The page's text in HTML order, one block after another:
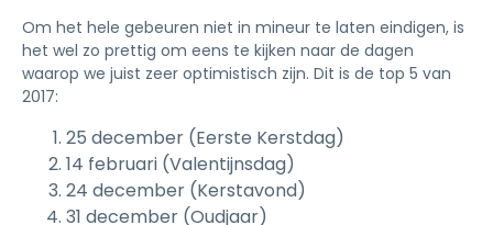
Om het hele gebeuren niet in mineur te laten eindigen, is
het wel zo prettig om eens te kijken naar de dagen
waarop we juist zeer optimistisch zijn. Dit is de top 5 van
2017:
25 december (Eerste Kerstdag)
14 februari (Valentijnsdag)
24 december (Kerstavond)
31 december (Oudjaar)